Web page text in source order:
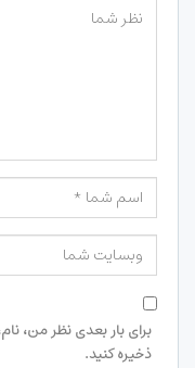
برای بار بعدی نظر من،
ذخیره کنید.